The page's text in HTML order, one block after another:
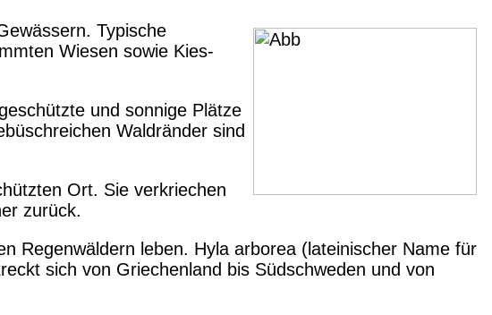
Typische
Wiesen sowie Kies-
und sonnige Plätze
Waldränder sind
Ort. Sie verkriechen
zurück.
Regenwäldern leben. Hyla arborea (lateinischer Name für
sich von Griechenland bis Südschweden und von